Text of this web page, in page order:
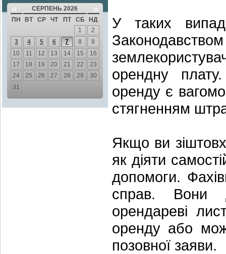
« СЕРПЕНЬ 2026 »
ПН ВТ СР ЧТ ПТ СБ
НД
1
2
3
4 5 6 7 8
9
10
11 12 13 14 15
16
17
18 19 20 21 22
23
24
25 26 27 28 29
30
31
У таких
орендну
оренду є
стягненням
Якщо ви
як діяти
допомоги.
справ. Вони
орендареві
оренду або
позовної заяви.